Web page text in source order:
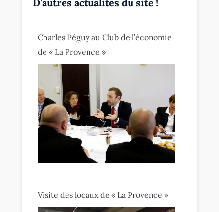
D'autres actualités du site !
Charles Péguy au Club de l’économie
de « La Provence »
Visite des locaux de « La Provence »